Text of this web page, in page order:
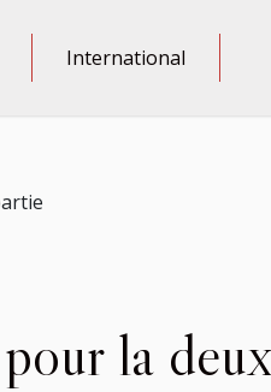
International
la